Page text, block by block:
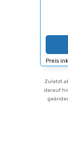
Preis
Zuletzt
darauf